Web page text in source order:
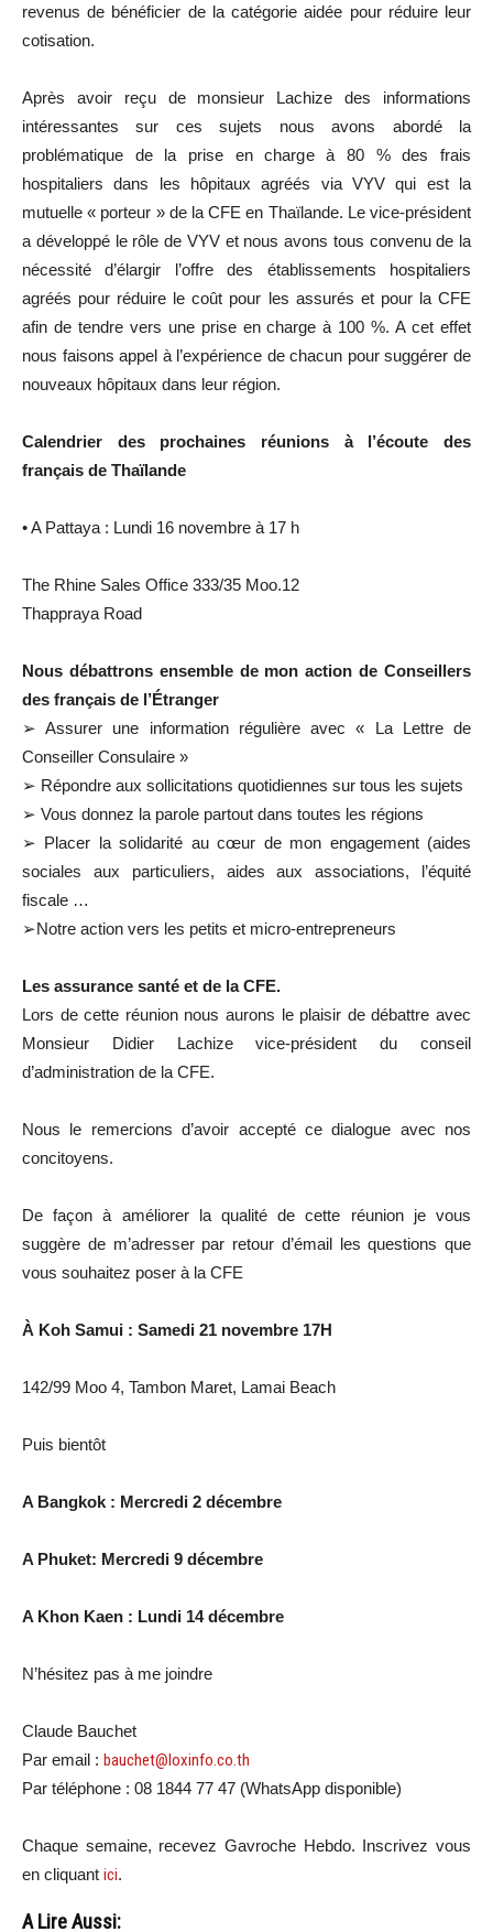
revenus de bénéficier de la catégorie aidée pour réduire leur
cotisation.
Après avoir reçu de monsieur Lachize des informations
intéressantes sur ces sujets nous avons abordé la
problématique de la prise en charge à 80 % des frais
hospitaliers dans les hôpitaux agréés via VYV qui est la
mutuelle « porteur » de la CFE en Thaïlande. Le vice-président
a développé le rôle de VYV et nous avons tous convenu de la
nécessité d’élargir l’offre des établissements hospitaliers
agréés pour réduire le coût pour les assurés et pour la CFE
afin de tendre vers une prise en charge à 100 %. A cet effet
nous faisons appel à l’expérience de chacun pour suggérer de
nouveaux hôpitaux dans leur région.
Calendrier des prochaines réunions à l’écoute des
français de Thaïlande
• A Pattaya : Lundi 16 novembre à 17 h
The Rhine Sales Office 333/35 Moo.12
Thappraya Road
Nous débattrons ensemble de mon action de Conseillers
des français de l’Étranger
➢ Assurer une information régulière avec « La Lettre de
Conseiller Consulaire »
➢ Répondre aux sollicitations quotidiennes sur tous les sujets
➢ Vous donnez la parole partout dans toutes les régions
➢ Placer la solidarité au cœur de mon engagement (aides
sociales aux particuliers, aides aux associations, l’équité
fiscale …
➢Notre action vers les petits et micro-entrepreneurs
Les assurance santé et de la CFE.
Lors de cette réunion nous aurons le plaisir de débattre avec
Monsieur Didier Lachize vice-président du conseil
d’administration de la CFE.
Nous le remercions d’avoir accepté ce dialogue avec nos
concitoyens.
De façon à améliorer la qualité de cette réunion je vous
suggère de m’adresser par retour d’émail les questions que
vous souhaitez poser à la CFE
À Koh Samui : Samedi 21 novembre 17H
142/99 Moo 4, Tambon Maret, Lamai Beach
Puis bientôt
A Bangkok : Mercredi 2 décembre
A Phuket: Mercredi 9 décembre
A Khon Kaen : Lundi 14 décembre
N’hésitez pas à me joindre
Claude Bauchet
Par email : bauchet@loxinfo.co.th
Par téléphone : 08 1844 77 47 (WhatsApp disponible)
Chaque semaine, recevez Gavroche Hebdo. Inscrivez vous
en cliquant ici.
A Lire Aussi: